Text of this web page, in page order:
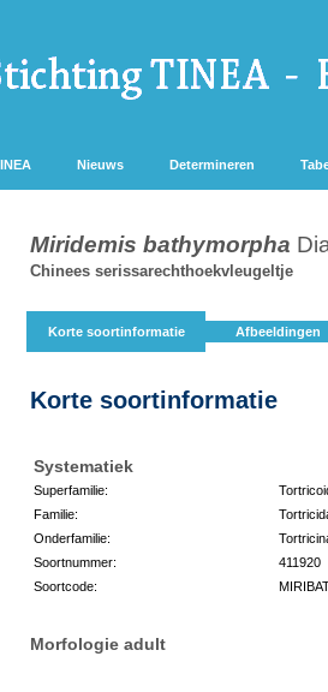
Nieuws Determineren
Miridemis bathymorpha
Chinees serissarechthoekvleugeltje
Korte soortinformatie Afbeeldingen
Korte soortinformatie
Systematiek
Superfamilie:
Familie:
Onderfamilie:
Soortnummer:
411920
Soortcode:
Morfologie adult